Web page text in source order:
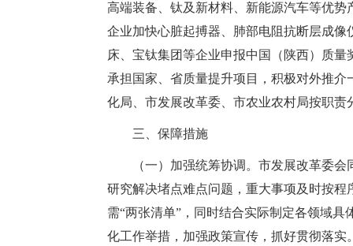
高端装备、钛及新材料、新能源汽车等优
企业加快心脏起搏器、肺部电阻抗断层成
床、宝钛集团等企业申报中国（陕西）质
承担国家、省质量提升项目，积极对外推
化局、市发展改革委、市农业农村局按职责
三、保障措施
（一）加强统筹协调。市发展改革委
研究解决堵点难点问题，重大事项及时按
需“两张清单”，同时结合实际制定各领域
化工作举措，加强政策宣传，抓好贯彻落